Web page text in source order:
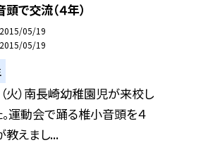
で交流（４年）
2015/05/19
2015/05/19
（火）南長崎幼稚園児が来校し
。運動会で踊る椎小音頭を４
教えまし...